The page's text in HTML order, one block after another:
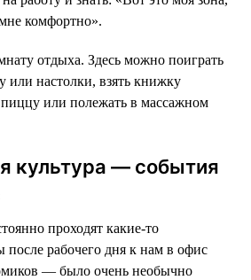
комфортно».
отдыха. Здесь можно поиграть
или настолки, взять книжку
пиццу или полежать в массажном
культура — события
проходят какие-то
рабочего дня к нам в офис
— было очень необычно